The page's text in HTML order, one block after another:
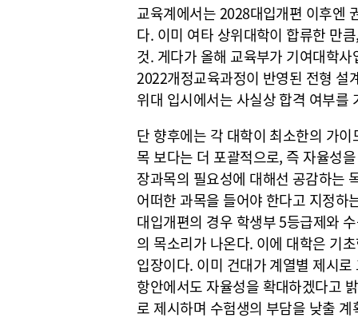
교육계에서는 2028대입개편 이후엔
다. 이미 여타 상위대학이 합류한 만
것. 게다가 올해 교육부가 기여대학
2022개정교육과정이 반영된 전형 설
위대 입시에서는 사실상 합격 여부를
단 향후에는 각 대학이 최소한의 가
목 보다는 더 포괄적으로, 즉 자율성
장과목의 필요성에 대해선 공감하는
어떠한 과목을 들어야 한다고 지정하
대입개편의 경우 학생부 5등급제와
의 목소리가 나온다. 이에 대학은 기
입장이다. 이미 건대가 계열별 제시
항안에서도 자율성을 확대하겠다고
로 제시하며 수험생의 부담을 낮출 계